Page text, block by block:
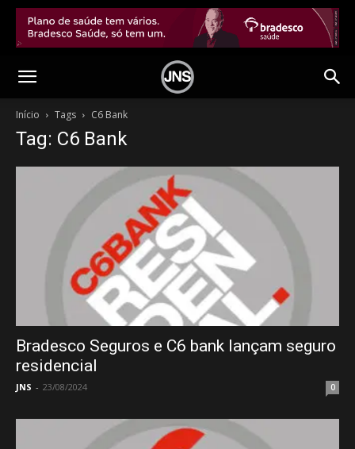
Início Tags C6 Bank
Tag: C6 Bank
Bradesco Seguros e C6 bank lançam seguro
residencial
JNS - 23/08/2024 0